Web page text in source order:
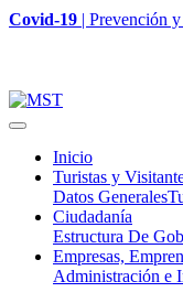
Covid-19 | Prevención
Inicio
Turistas y
Datos Generales
Ciudadanía
Estructura De
Empresas,
Administración e